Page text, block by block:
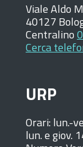
Viale Aldo
40127
Centralino
Cerca
URP
Orari: lun.-
lun. e giov.